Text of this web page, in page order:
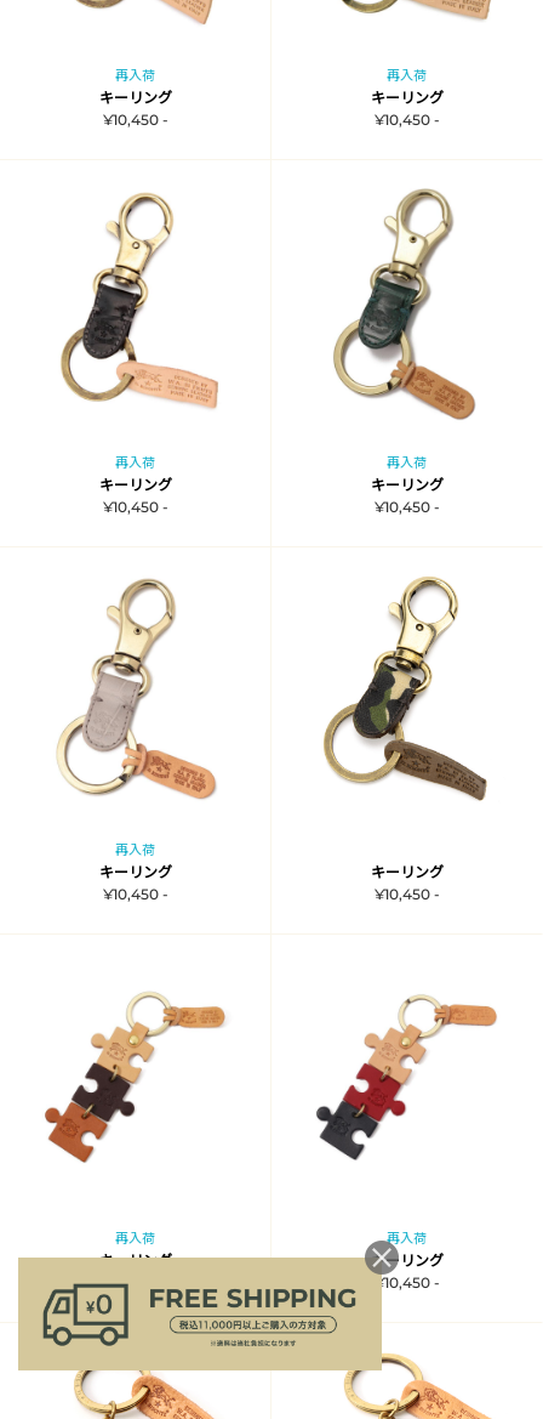
再入荷
キーリング
¥10,450 -
再入荷
キーリング
¥10,450 -
再入荷
キーリング
¥10,450 -
再入荷
キーリング
¥10,450 -
再入荷
キーリング
¥10,450 -
キーリング
¥10,450 -
再入荷
キーリング
¥10,450 -
再入荷
キーリング
¥10,450 -